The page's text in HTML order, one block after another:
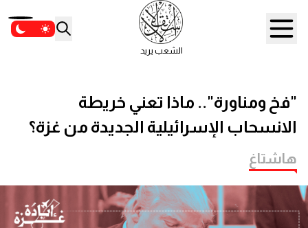
الشعب يريد
"فخ ومناورة".. ماذا تعني خريطة
الانسحاب الإسرائيلية الجديدة من غزة؟
هاشتاغ